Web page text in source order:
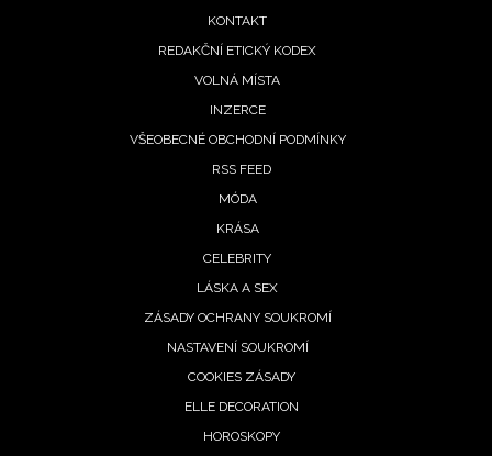
KONTAKT
REDAKČNÍ ETICKÝ KODEX
VOLNÁ MÍSTA
INZERCE
VŠEOBECNÉ OBCHODNÍ PODMÍNKY
RSS FEED
MÓDA
KRÁSA
CELEBRITY
LÁSKA A SEX
ZÁSADY OCHRANY SOUKROMÍ
NASTAVENÍ SOUKROMÍ
COOKIES ZÁSADY
ELLE DECORATION
HOROSKOPY